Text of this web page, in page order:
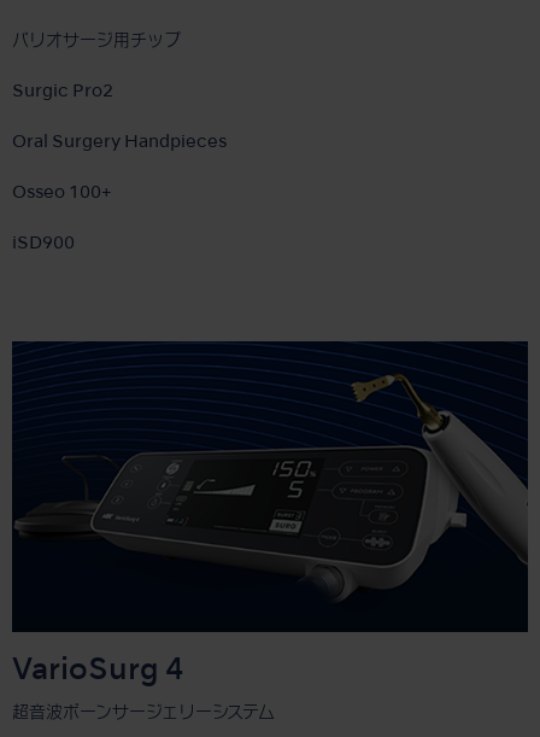
バリオサージ用チップ
Surgic Pro2
Oral Surgery Handpieces
Osseo 100+
iSD900
VarioSurg 4
超音波ボーンサージェリーシステム